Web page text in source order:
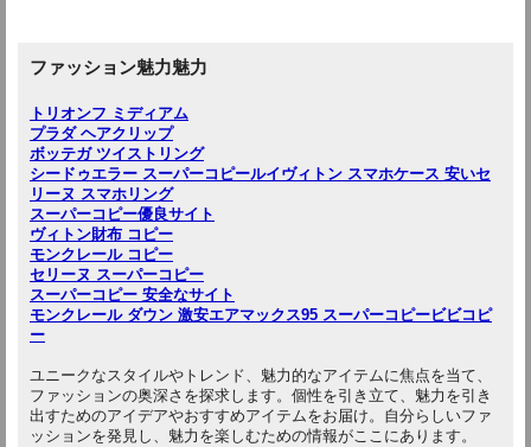
ファッション魅力魅力
トリオンフ ミディアム
プラダ ヘアクリップ
ボッテガ ツイストリング
シードゥエラー スーパーコピールイヴィトン スマホケース 安いセ
リーヌ スマホリング
スーパーコピー優良サイト
ヴィトン財布 コピー
モンクレール コピー
セリーヌ スーパーコピー
スーパーコピー 安全なサイト
モンクレール ダウン 激安エアマックス95 スーパーコピービビコピ
ー
ユニークなスタイルやトレンド、魅力的なアイテムに焦点を当て、
ファッションの奥深さを探求します。個性を引き立て、魅力を引き
出すためのアイデアやおすすめアイテムをお届け。自分らしいファ
ッションを発見し、魅力を楽しむための情報がここにあります。